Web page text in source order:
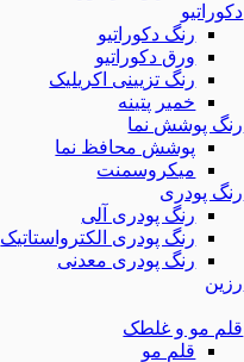
دکوراتیو
رنگ دکوراتیو
ورق دکوراتیو
رنگ تزیینی اکریلیک
خمیر پتینه
رنگ پوشش نما
پوشش محافظ نما
میکروسمنت
رنگ پودری
رنگ پودری آلی
رنگ پودری الکترواستاتیک
رنگ پودری معدنی
رزین
قلم مو و غلطک
قلم مو